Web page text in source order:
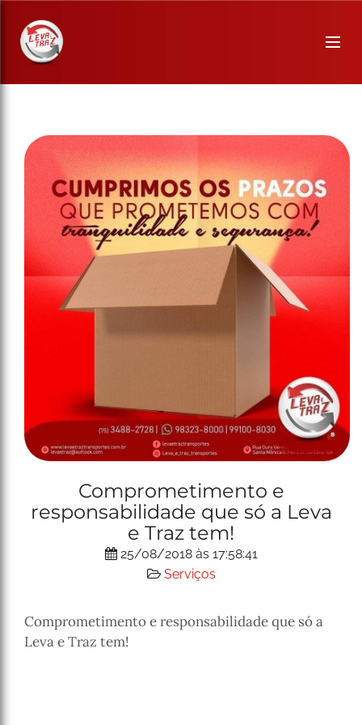
Comprometimento e
responsabilidade que só a Leva
e Traz tem!
25/08/2018 às 17:58:41
Serviços
Comprometimento e responsabilidade que só a
Leva e Traz tem!